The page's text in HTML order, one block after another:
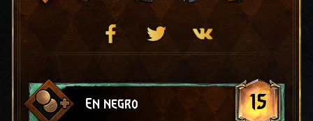
En negro 15